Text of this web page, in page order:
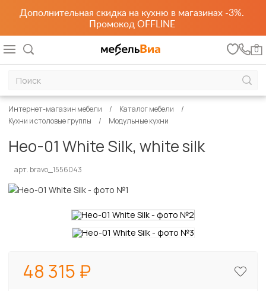
Дополнительная скидка на кухню в магазинах -3%.
Промокод OFFLINE
0
Интернет-магазин мебели
Каталог мебели
Кухни и столовые группы
Модульные кухни
Нео-01 White Silk, white silk
арт. bravo_1556043
48 315